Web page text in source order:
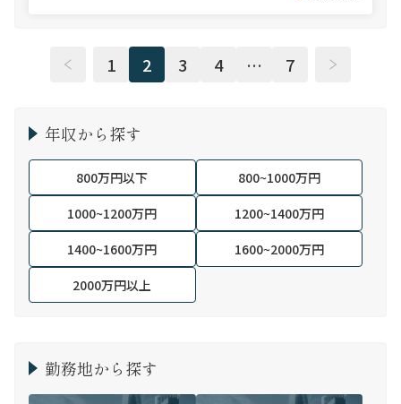
1 2 3 4 … 7
年収から探す
800万円以下
800~1000万円
1000~1200万円
1200~1400万円
1400~1600万円
1600~2000万円
2000万円以上
勤務地から探す